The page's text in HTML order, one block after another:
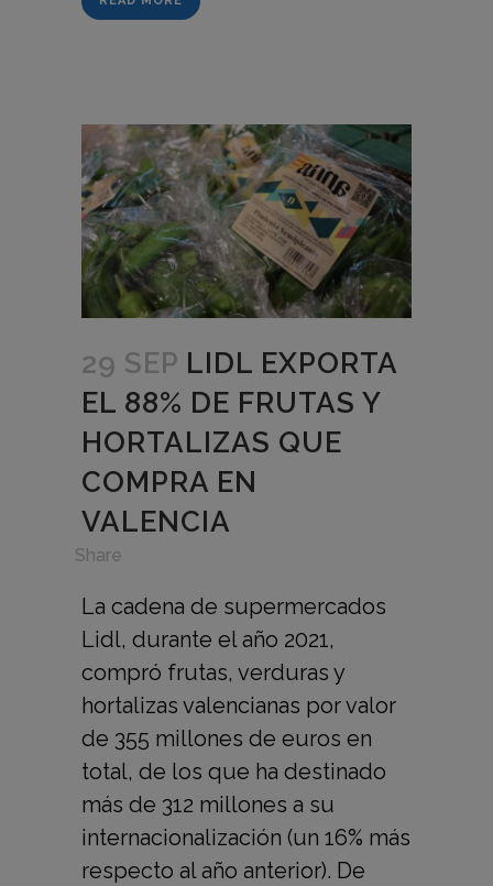
29 SEP LIDL EXPORTA
EL 88% DE FRUTAS Y
HORTALIZAS QUE
COMPRA EN
VALENCIA
Share
La cadena de supermercados
Lidl, durante el año 2021,
compró frutas, verduras y
hortalizas valencianas por valor
de 355 millones de euros en
total, de los que ha destinado
más de 312 millones a su
internacionalización (un 16% más
respecto al año anterior). De